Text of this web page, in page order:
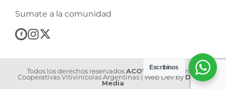
Sumate a la comunidad
Todos los derechos reservados ACOVI | Asociación de
Cooperativas Vitivinícolas Argentinas | Web Dev by Dilook
Media
Escribinos